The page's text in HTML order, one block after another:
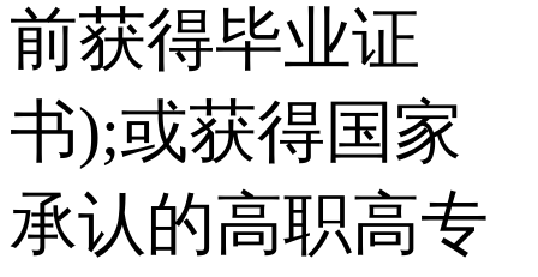
前获得毕业证
书);或获得国家
承认的高职高专